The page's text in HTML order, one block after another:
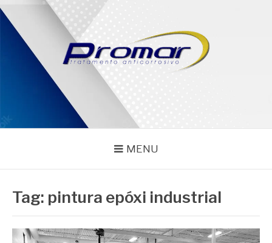
Pular
para
conteúdo
PROMAR
MENU
Tag: pintura epóxi industrial